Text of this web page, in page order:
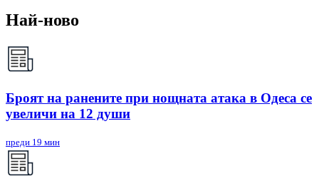
Най-ново
Броят на ранените при нощната атака в Одеса се
увеличи на 12 души
преди 19 мин